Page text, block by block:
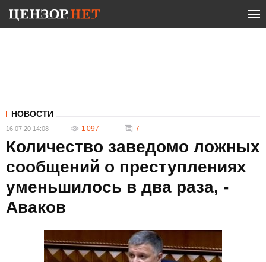
НОВОСТИ
16.07.20 14:08 1 097 7
Количество заведомо ложных
сообщений о преступлениях
уменьшилось в два раза, -
Аваков